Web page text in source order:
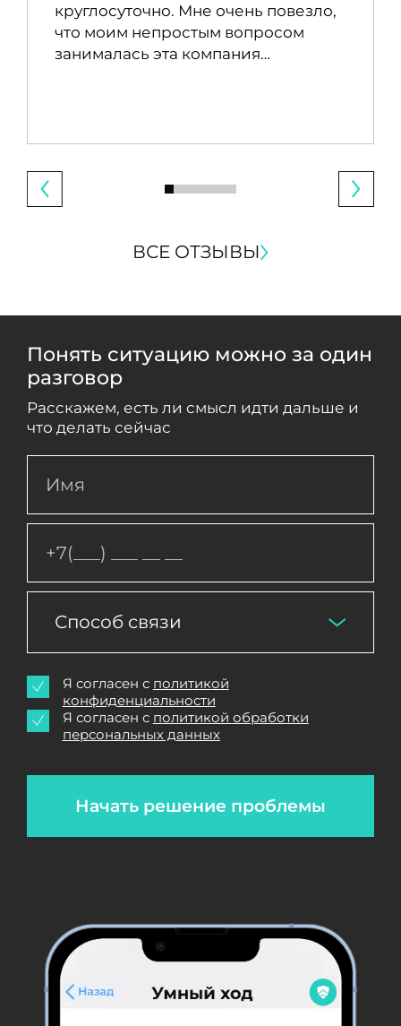
круглосуточно. Мне очень повезло,
что моим непростым вопросом
занималась эта компания…
ВСЕ ОТЗЫВЫ
Понять ситуацию можно за один
разговор
Расскажем, есть ли смысл идти дальше и
что делать сейчас
Способ связи
Начать решение проблемы
Я согласен с политикой
конфиденциальности
Я согласен с политикой обработки
персональных данных